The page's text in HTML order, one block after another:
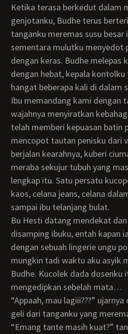
Ketika terasa berkedut dalam memeknya, kupercepat
genjotanku, Budhe terus
tanganku meremas susu besar
sementara mulutku menyedot
dengan keras. Budhe melepas
dengan hebat, kepala
hangat beberapa kali di dalam
Ibu memandang kami dengan tatapan bangga,
wajahnya menyiratkan
telah memberi kepuasan batin
mencopot tautan penisku dari
berjalan kearahnya, kuberi
meraba sekujur tubuh yang
lengkap itu. Satu persatu
kaos, celana jeans, celana
sampai ibu telanjang bulat.
Bu Hesti datang mendekat dan langsung duduk
disamping ibuku, entah kapan
dengan sebuah lingerie ungu
mungkin tadi waktu aku asyik
Budhe. Kucolek dada dosenku
mengedipkan sebelah mata…
“Appaah, mau lagiii???” ujarnya centil sambil menahan
geli dari tanganku yang
“Emang tante masih kuat?”